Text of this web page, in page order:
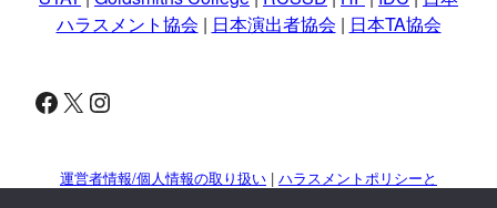
ハラスメント協会 | 日本演出者協会 | 日本TA協会
Facebook X Instagram
運営者情報/個人情報の取り扱い | ハラスメントポリシーと